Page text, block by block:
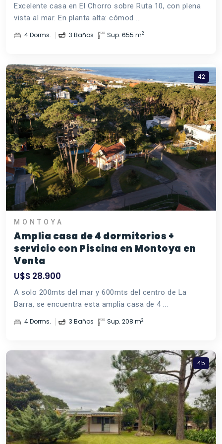
Excelente casa en El Chorro sobre Ruta 10, con plena
vista al mar. En planta alta: cómod ...
4 Dorms. 3 Baños Sup. 655 m2
42
MONTOYA
Amplia casa de 4 dormitorios +
servicio con Piscina en Montoya en
Venta
U$S 28.900
A solo 200mts del mar y 600mts del centro de La
Barra, se encuentra esta amplia casa de 4 ...
4 Dorms. 3 Baños Sup. 208 m2
45